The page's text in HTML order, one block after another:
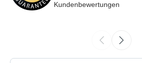
Kundenbewertungen